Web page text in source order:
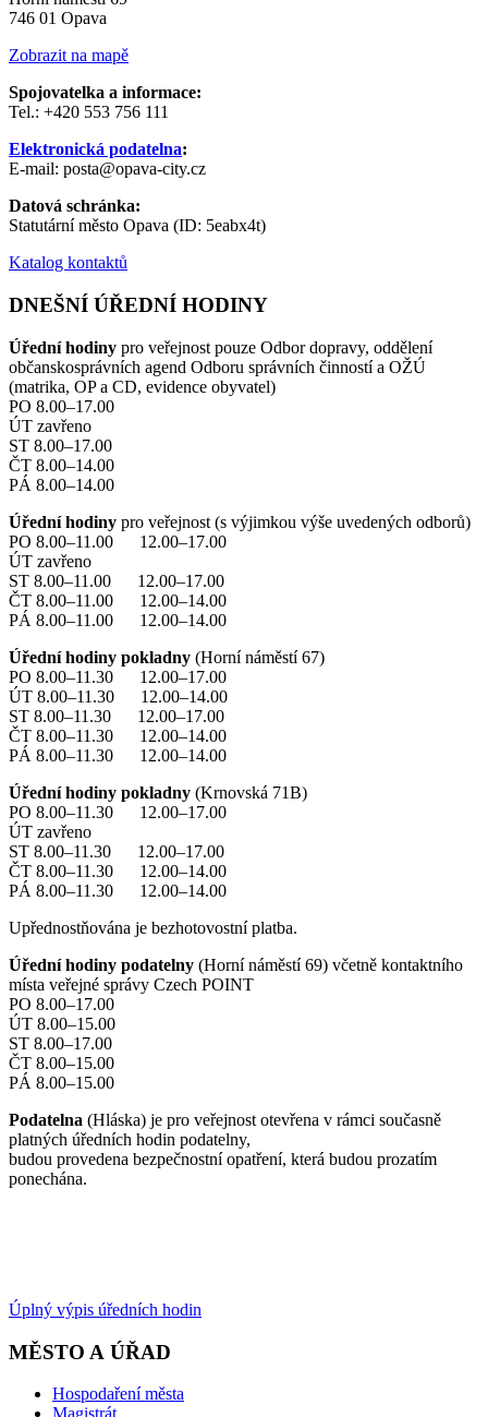
746 01 Opava
Zobrazit na mapě
Spojovatelka a informace:
Tel.: +420 553 756 111
Elektronická podatelna:
E-mail: posta@opava-city.cz
Datová schránka:
Statutární město Opava (ID: 5eabx4t)
Katalog kontaktů
DNEŠNÍ ÚŘEDNÍ HODINY
Úřední hodiny pro veřejnost pouze Odbor dopravy, oddělení
občanskosprávních agend Odboru správních činností a OŽÚ
(matrika, OP a CD, evidence obyvatel)
PO 8.00–17.00
ÚT zavřeno
ST 8.00–17.00
ČT 8.00–14.00
PÁ 8.00–14.00
Úřední hodiny pro veřejnost (s výjimkou výše uvedených odborů)
PO 8.00–11.00 12.00–17.00
ÚT zavřeno
ST 8.00–11.00 12.00–17.00
ČT 8.00–11.00 12.00–14.00
PÁ 8.00–11.00 12.00–14.00
Úřední hodiny pokladny (Horní náměstí 67)
PO 8.00–11.30 12.00–17.00
ÚT 8.00–11.30 12.00–14.00
ST 8.00–11.30 12.00–17.00
ČT 8.00–11.30 12.00–14.00
PÁ 8.00–11.30 12.00–14.00
Úřední hodiny pokladny (Krnovská 71B)
PO 8.00–11.30 12.00–17.00
ÚT zavřeno
ST 8.00–11.30 12.00–17.00
ČT 8.00–11.30 12.00–14.00
PÁ 8.00–11.30 12.00–14.00
Upřednostňována je bezhotovostní platba.
Úřední hodiny podatelny (Horní náměstí 69) včetně kontaktního
místa veřejné správy Czech POINT
PO 8.00–17.00
ÚT 8.00–15.00
ST 8.00–17.00
ČT 8.00–15.00
PÁ 8.00–15.00
Podatelna (Hláska) je pro veřejnost otevřena v rámci současně
platných úředních hodin podatelny,
budou provedena bezpečnostní opatření, která budou prozatím
ponechána.
Úplný výpis úředních hodin
MĚSTO A ÚŘAD
Hospodaření města